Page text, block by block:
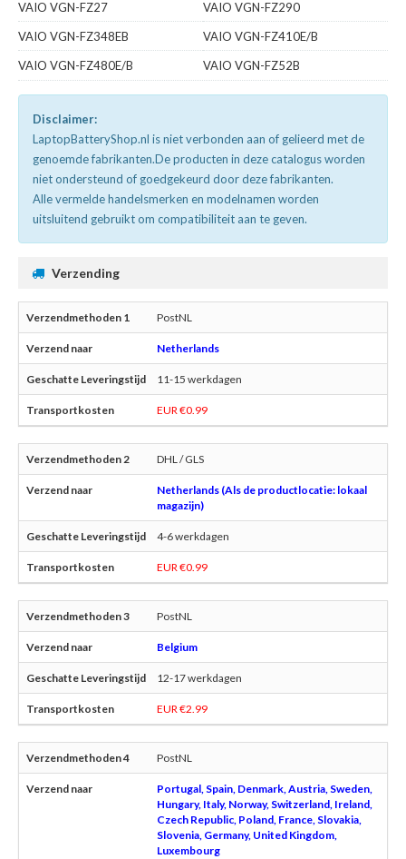
VAIO VGN-FZ27
VAIO VGN-FZ290
VAIO VGN-FZ348EB
VAIO VGN-FZ410E/B
VAIO VGN-FZ480E/B
VAIO VGN-FZ52B
Disclaimer:
LaptopBatteryShop.nl is niet verbonden aan of gelieerd met de
genoemde fabrikanten.De producten in deze catalogus worden
niet ondersteund of goedgekeurd door deze fabrikanten.
Alle vermelde handelsmerken en modelnamen worden
uitsluitend gebruikt om compatibiliteit aan te geven.
Verzending
PostNL
Netherlands
11-15 werkdagen
EUR €0.99
DHL / GLS
Netherlands (Als de productlocatie: lokaal
magazijn)
4-6 werkdagen
EUR €0.99
PostNL
Belgium
12-17 werkdagen
EUR €2.99
PostNL
Portugal, Spain, Denmark, Austria, Sweden,
Hungary, Italy, Norway, Switzerland, Ireland,
Czech Republic, Poland, France, Slovakia,
Slovenia, Germany, United Kingdom,
Luxembourg